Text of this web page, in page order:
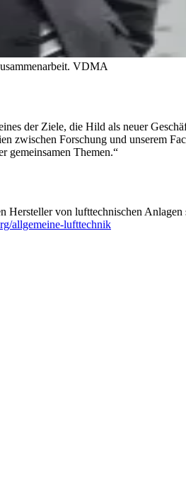
VDMA
der Ziele, die Hild als neuer
Forschung und unserem
gemeinsamen Themen.“
von lufttechnischen Anlagen
allgemeine-lufttechnik